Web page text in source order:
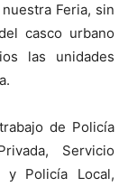
Feria, sin
casco urbano
las unidades
de Policía
Servicio
y Policía Local,